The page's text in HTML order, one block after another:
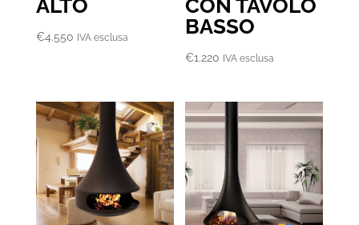
ALTO
€4.550 IVA esclusa
CON TAVOLO
BASSO
€1.220 IVA esclusa